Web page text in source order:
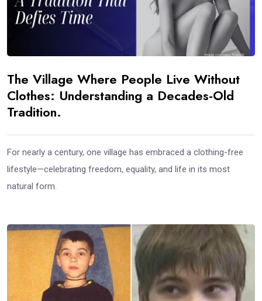
The Village Where People Live Without
Clothes: Understanding a Decades-Old
Tradition.
For nearly a century, one village has embraced a clothing-free
lifestyle—celebrating freedom, equality, and life in its most
natural form.